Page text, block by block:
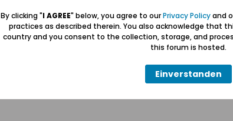
Wolfgang Naujocks MMXXVI
Copyright © 2026 MH Sub I, LLC dba vBulletin.
By clicking "I AGREE" below, you agree to ourPrivacy Policyand
practices as described therein. You also acknowledge that
country and you consent to the collection, storage, and
this forum is hosted.
Einverstanden